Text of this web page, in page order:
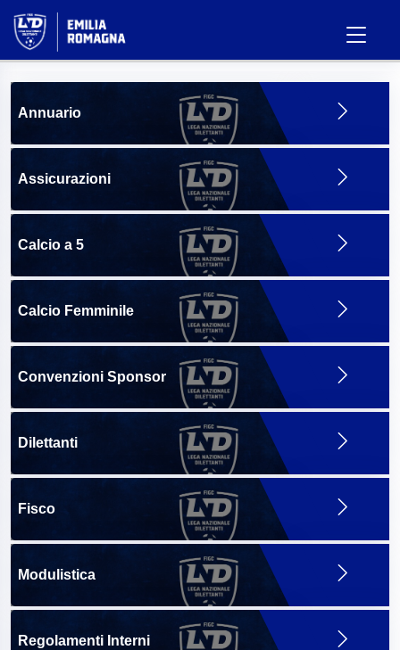
Annuario
Assicurazioni
Calcio a 5
Calcio Femminile
Convenzioni Sponsor
Dilettanti
Fisco
Modulistica
Regolamenti Interni